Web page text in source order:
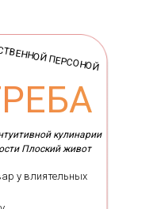
у влиятельных
ПЕРСОНОЙ
кулинарии
Плоский живот